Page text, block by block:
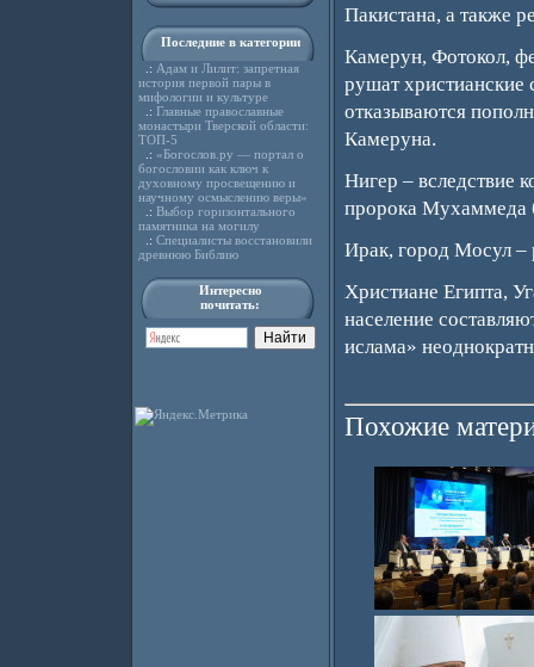
Последние в категории
.: Адам и Лилит: запретная
история первой пары в
мифологии и культуре
.: Главные православные
монастыри Тверской области:
ТОП-5
.: «Богослов.ру — портал о
богословии как ключ к
духовному просвещению и
научному осмыслению веры»
.: Выбор горизонтального
памятника на могилу
.: Специалисты восстановили
древнюю Библию
Интересно
почитать:
Пакистана, а также
Камерун, Фотокол,
рушат христианские
отказываются
Камеруна.
Нигер – вследствие
пророка Мухаммеда
Ирак, город Мосул
Христиане Египта,
население
ислама»
Похожие